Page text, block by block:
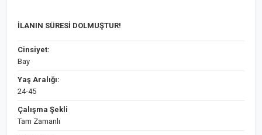
İLANIN SÜRESİ DOLMUŞTUR!
Cinsiyet:
Bay
Yaş Aralığı:
24-45
Çalışma Şekli
Tam Zamanlı